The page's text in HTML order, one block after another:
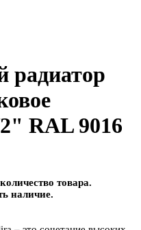
радиатор
RAL 9016
товара.
наличие.